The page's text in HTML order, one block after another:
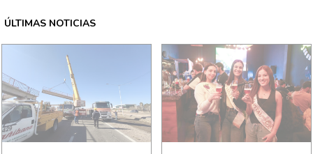
ÚLTIMAS NOTICIAS